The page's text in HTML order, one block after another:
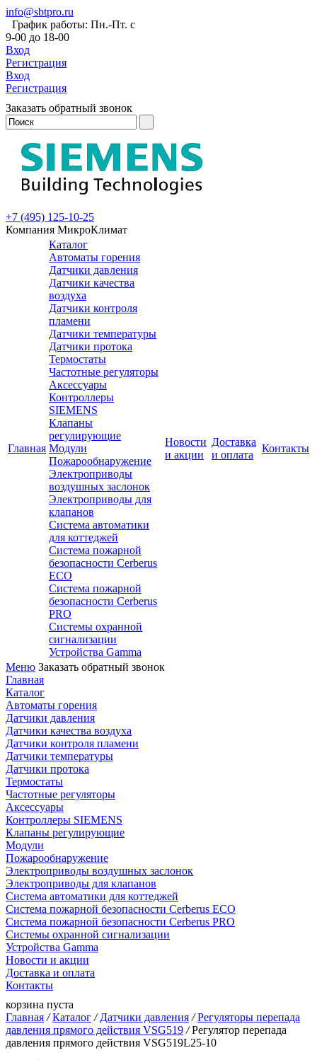
info@sbtpro.ru
График работы: Пн.-Пт. с
9-00 до 18-00
Вход
Регистрация
Вход
Регистрация
Заказать обратный звонок
+7 (495) 125-10-25
Компания МикроКлимат
Главная
Каталог
Автоматы горения
Датчики давления
Датчики качества
воздуха
Датчики контроля
пламени
Датчики температуры
Датчики протока
Термостаты
Частотные регуляторы
Аксессуары
Контроллеры
SIEMENS
Клапаны
регулирующие
Модули
Пожарообнаружение
Электроприводы
воздушных заслонок
Электроприводы для
клапанов
Система автоматики
для коттеджей
Система пожарной
безопасности Cerberus
ECO
Система пожарной
безопасности Cerberus
PRO
Системы охранной
сигнализации
Устройства Gamma
Новости
и акции
Доставка
и оплата
Контакты
Меню Заказать обратный звонок
Главная
Каталог
Автоматы горения
Датчики давления
Датчики качества воздуха
Датчики контроля пламени
Датчики температуры
Датчики протока
Термостаты
Частотные регуляторы
Аксессуары
Контроллеры SIEMENS
Клапаны регулирующие
Модули
Пожарообнаружение
Электроприводы воздушных заслонок
Электроприводы для клапанов
Система автоматики для коттеджей
Система пожарной безопасности Cerberus ECO
Система пожарной безопасности Cerberus PRO
Системы охранной сигнализации
Устройства Gamma
Новости и акции
Доставка и оплата
Контакты
корзина пуста
Главная / Каталог / Датчики давления / Регуляторы перепада
давления прямого действия VSG519 / Регулятор перепада
давления прямого действия VSG519L25-10